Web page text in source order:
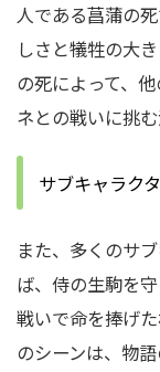
人である菖蒲の
しさと犠牲の大
の死によって、
ネとの戦いに挑
サブキャラク
また、多くのサ
ば、侍の生駒を
戦いで命を捧げ
のシーンは、物